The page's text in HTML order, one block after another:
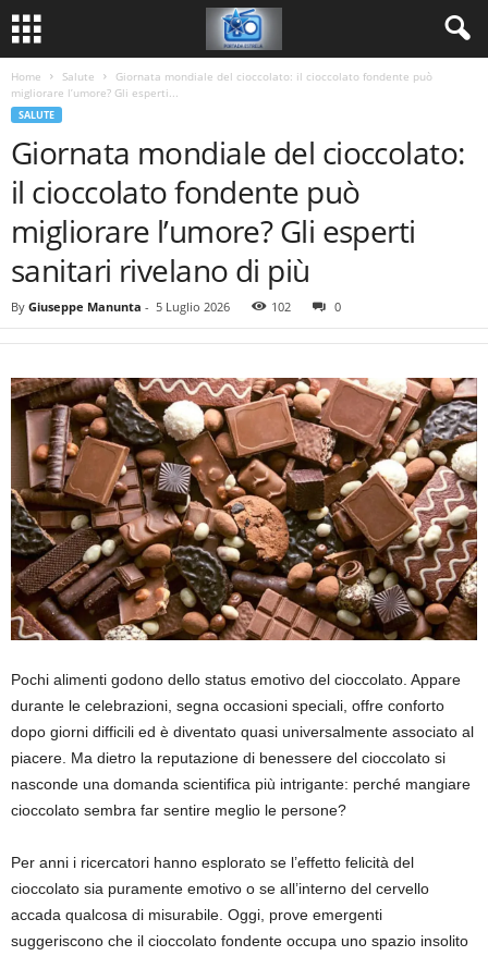
Home Salute
Giornata mondiale del cioccolato: il cioccolato fondente può
migliorare l’umore? Gli esperti...
SALUTE
Giornata mondiale del cioccolato:
il cioccolato fondente può
migliorare l’umore? Gli esperti
sanitari rivelano di più
By Giuseppe Manunta - 5 Luglio 2026 102 0
Pochi alimenti godono dello status emotivo del cioccolato. Appare
durante le celebrazioni, segna occasioni speciali, offre conforto
dopo giorni difficili ed è diventato quasi universalmente associato al
piacere. Ma dietro la reputazione di benessere del cioccolato si
nasconde una domanda scientifica più intrigante: perché mangiare
cioccolato sembra far sentire meglio le persone?
Per anni i ricercatori hanno esplorato se l’effetto felicità del
cioccolato sia puramente emotivo o se all’interno del cervello
accada qualcosa di misurabile. Oggi, prove emergenti
suggeriscono che il cioccolato fondente occupa uno spazio insolito